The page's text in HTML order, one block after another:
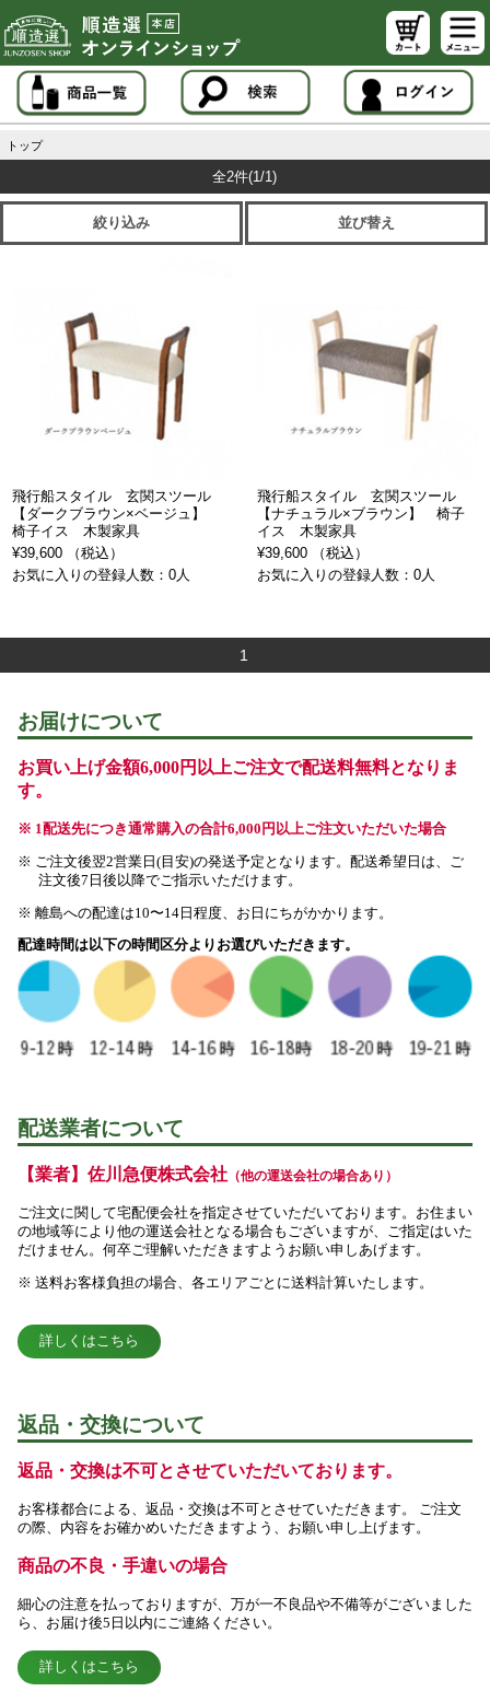
トップ
全2件(1/1)
絞り込み 並び替え
飛行船スタイル 玄関スツール
【ダークブラウン×ベージュ】
椅子イス 木製家具
¥39,600 （税込）
お気に入りの登録人数：0人
飛行船スタイル 玄関スツール
【ナチュラル×ブラウン】 椅子
イス 木製家具
¥39,600 （税込）
お気に入りの登録人数：0人
1